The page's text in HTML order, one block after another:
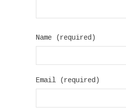
Name (required)
Email (required)